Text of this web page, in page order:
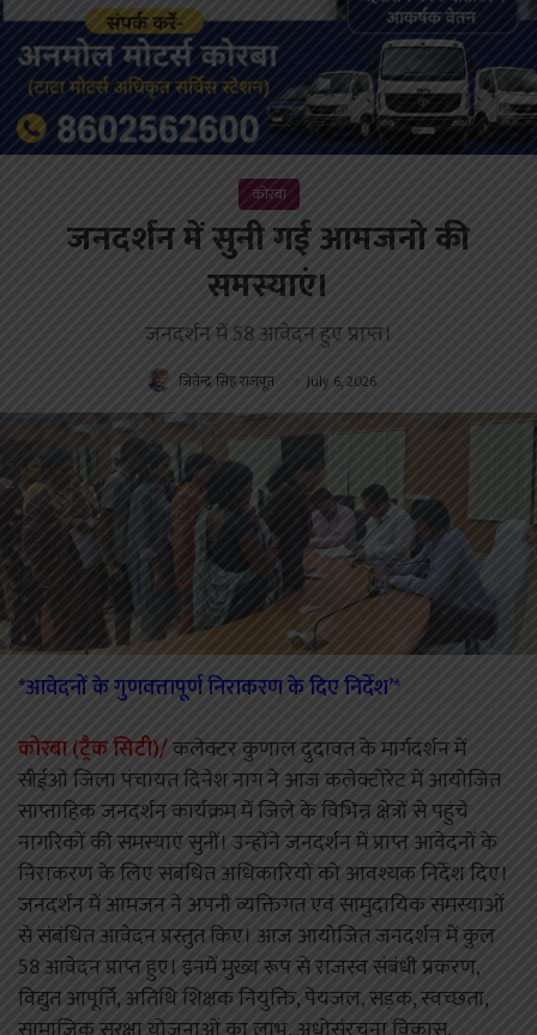
कोरबा
जनदर्शन में सुनी गई आमजनो की
समस्याएं।
जनदर्शन में 58 आवेदन हुए प्राप्त।
जितेन्द्र सिंह राजपूत July 6, 2026
*आवेदनों के गुणवत्तापूर्ण निराकरण के दिए निर्देश’*
कोरबा (ट्रैक सिटी)/कलेक्टर कुणाल दुदावत के मार्गदर्शन में
सीईओ जिला पंचायत दिनेश नाग ने आज कलेक्टोरेट में आयोजित
साप्ताहिक जनदर्शन कार्यक्रम में जिले के विभिन्न क्षेत्रों से पहुंचे
नागरिकों की समस्याएं सुनीं। उन्होंने जनदर्शन में प्राप्त आवेदनों के
निराकरण के लिए संबंधित अधिकारियों को आवश्यक निर्देश दिए।
जनदर्शन में आमजन ने अपनी व्यक्तिगत एवं सामुदायिक समस्याओं
से संबंधित आवेदन प्रस्तुत किए। आज आयोजित जनदर्शन में कुल
58 आवेदन प्राप्त हुए। इनमें मुख्य रूप से राजस्व संबंधी प्रकरण,
विद्युत आपूर्ति, अतिथि शिक्षक नियुक्ति, पेयजल, सड़क, स्वच्छता,